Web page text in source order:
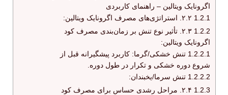
اگرونایک ویتالین – راهنمای کاربردی
1.2.1
1.2.2
۲.۳. تأثیر نوع تنش بر زمان‌بندی مصرف کود
اگرونایک ویتالین:
1.2.2.1 تنش خشکی/گرما: کاربرد پیشگیرانه قبل از
شروع دوره خشکی و تکرار در طول دوره.
1.2.2.2 تنش سرما/یخبندان:
1.2.3
۲.۴. مراحل رشدی حساس برای مصرف کود